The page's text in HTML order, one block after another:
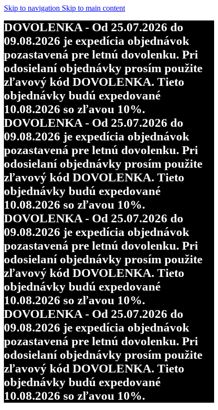
Skip to navigation Skip to main content
DOVOLENKA - Od 25.07.2026 do
09.08.2026 je expedícia objednávok
pozastavená pre letnú dovolenku. Pri
odosielaní objednávky prosím použite
zľavový kód DOVOLENKA. Tieto
objednávky budú expedované
10.08.2026 so zľavou 10%.
DOVOLENKA - Od 25.07.2026 do
09.08.2026 je expedícia objednávok
pozastavená pre letnú dovolenku. Pri
odosielaní objednávky prosím použite
zľavový kód DOVOLENKA. Tieto
objednávky budú expedované
10.08.2026 so zľavou 10%.
DOVOLENKA - Od 25.07.2026 do
09.08.2026 je expedícia objednávok
pozastavená pre letnú dovolenku. Pri
odosielaní objednávky prosím použite
zľavový kód DOVOLENKA. Tieto
objednávky budú expedované
10.08.2026 so zľavou 10%.
DOVOLENKA - Od 25.07.2026 do
09.08.2026 je expedícia objednávok
pozastavená pre letnú dovolenku. Pri
odosielaní objednávky prosím použite
zľavový kód DOVOLENKA. Tieto
objednávky budú expedované
10.08.2026 so zľavou 10%.